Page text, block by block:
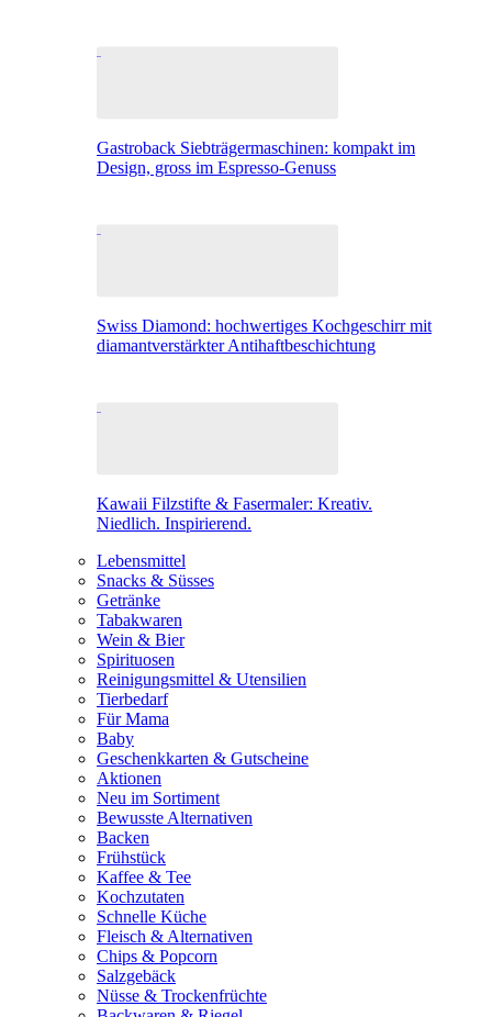
Gastroback Siebträgermaschinen: kompakt im
Design, gross im Espresso-Genuss
Swiss Diamond: hochwertiges Kochgeschirr mit
diamantverstärkter Antihaftbeschichtung
Kawaii Filzstifte & Fasermaler: Kreativ.
Niedlich. Inspirierend.
Lebensmittel
Snacks & Süsses
Getränke
Tabakwaren
Wein & Bier
Spirituosen
Reinigungsmittel & Utensilien
Tierbedarf
Für Mama
Baby
Geschenkkarten & Gutscheine
Aktionen
Neu im Sortiment
Bewusste Alternativen
Backen
Frühstück
Kaffee & Tee
Kochzutaten
Schnelle Küche
Fleisch & Alternativen
Chips & Popcorn
Salzgebäck
Nüsse & Trockenfrüchte